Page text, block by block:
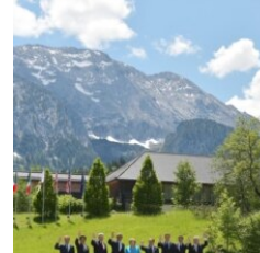
İNSAN AQLARI
VİDEO
SÜRET
BLOGLAR
FİKİR
Русский